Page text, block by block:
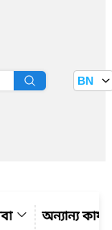
BN
অন্যান্য